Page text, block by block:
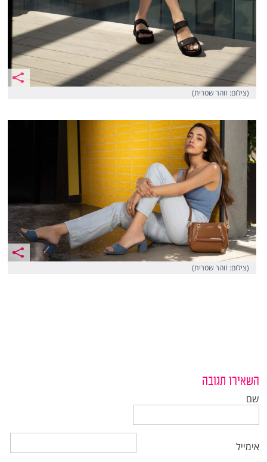
(צילום: זוהר שטרית)
(צילום: זוהר שטרית)
השאירו תגובה
שם
אימייל